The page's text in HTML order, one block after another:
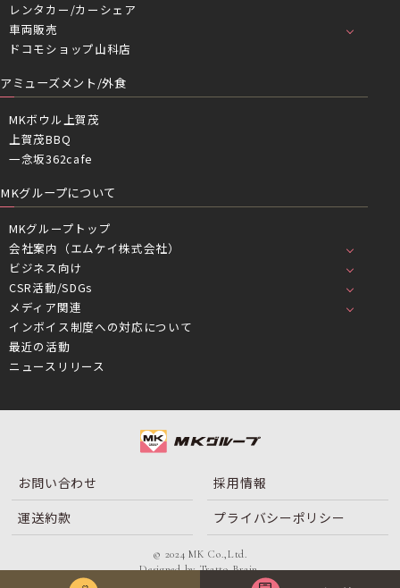
レンタカー/カーシェア
車両販売
ドコモショップ山科店
アミューズメント/外食
MKボウル上賀茂
上賀茂BBQ
一念坂362cafe
MKグループについて
MKグループトップ
会社案内（エムケイ株式会社）
ビジネス向け
CSR活動/SDGs
メディア関連
インボイス制度への対応について
最近の活動
ニュースリリース
お問い合わせ
採用情報
運送約款
プライバシーポリシー
© 2024 MK Co.,Ltd.
Designed byTratto Brain.